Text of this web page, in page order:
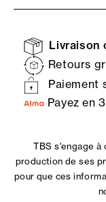
Livraison
Retours
Paiement
Payez en
TBS s'engage à
production de ses
pour que ces